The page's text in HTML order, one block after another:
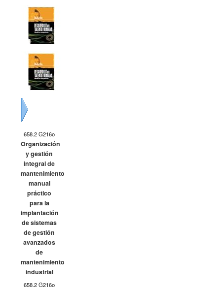
658.2 G216o
Organización
y gestión
integral de
mantenimiento
manual
práctico
para la
implantación
de sistemas
de gestión
avanzados
de
mantenimiento
industrial
658.2 G216o